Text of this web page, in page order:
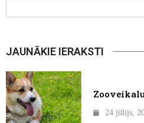
JAUNĀKIE IERAKSTI
24 jūlijs,